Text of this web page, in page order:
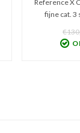
Reference X
fijne cat. 3
bewolkt tot
Large-